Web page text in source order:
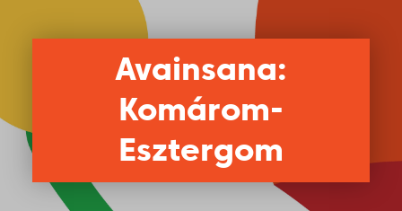
Avainsana:
Komárom-
Esztergom